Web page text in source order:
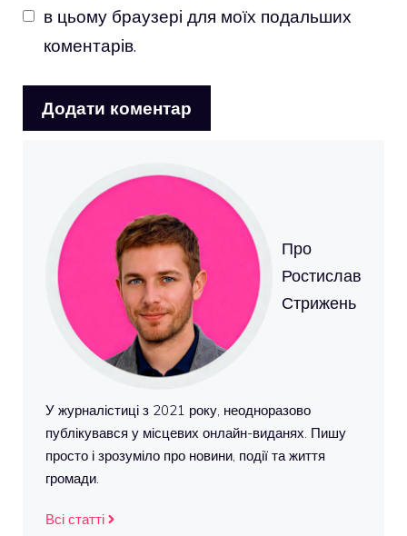
в цьому браузері для моїх подальших
коментарів.
Про
Ростислав
Стрижень
У журналістиці з 2021 року, неодноразово
публікувався у місцевих онлайн-виданях. Пишу
просто і зрозуміло про новини, події та життя
громади.
Всі статті